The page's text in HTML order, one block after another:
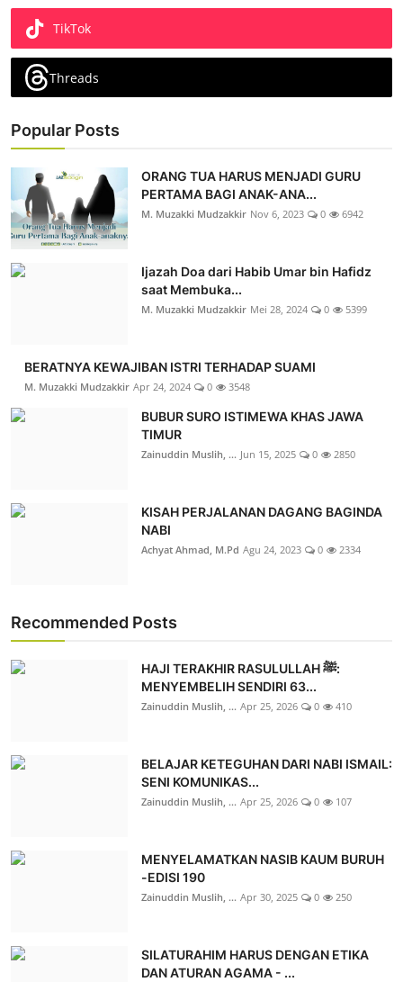
TikTok
Threads
Popular Posts
ORANG TUA HARUS MENJADI GURU
PERTAMA BAGI ANAK-ANA...
M. Muzakki Mudzakkir Nov 6, 2023 0 6942
Ijazah Doa dari Habib Umar bin Hafidz
saat Membuka...
M. Muzakki Mudzakkir Mei 28, 2024 0 5399
BERATNYA KEWAJIBAN ISTRI TERHADAP SUAMI
M. Muzakki Mudzakkir Apr 24, 2024 0 3548
BUBUR SURO ISTIMEWA KHAS JAWA
TIMUR
Zainuddin Muslih, ... Jun 15, 2025 0 2850
KISAH PERJALANAN DAGANG BAGINDA
NABI
Achyat Ahmad, M.Pd Agu 24, 2023 0 2334
Recommended Posts
HAJI TERAKHIR RASULULLAH ﷺ:
MENYEMBELIH SENDIRI 63...
Zainuddin Muslih, ... Apr 25, 2026 0 410
BELAJAR KETEGUHAN DARI NABI ISMAIL:
SENI KOMUNIKAS...
Zainuddin Muslih, ... Apr 25, 2026 0 107
MENYELAMATKAN NASIB KAUM BURUH
-EDISI 190
Zainuddin Muslih, ... Apr 30, 2025 0 250
SILATURAHIM HARUS DENGAN ETIKA
DAN ATURAN AGAMA - ...